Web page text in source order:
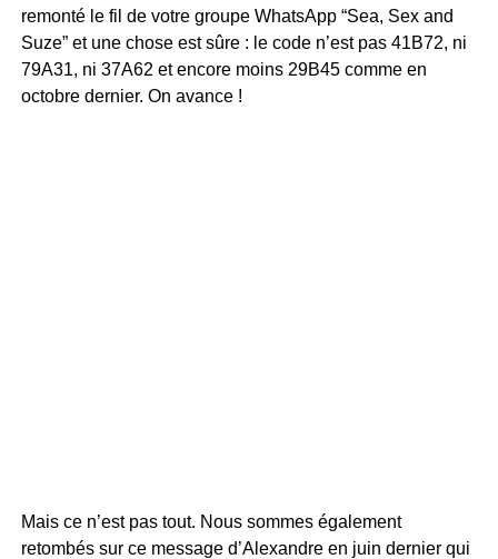
remonté le fil de votre groupe WhatsApp “Sea, Sex and
Suze” et une chose est sûre : le code n’est pas 41B72, ni
79A31, ni 37A62 et encore moins 29B45 comme en
octobre dernier. On avance !
Mais ce n’est pas tout. Nous sommes également
retombés sur ce message d’Alexandre en juin dernier qui